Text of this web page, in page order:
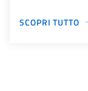
SCOPRI TUTTO